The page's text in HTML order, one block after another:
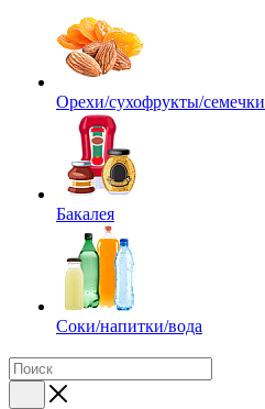
Орехи/сухофрукты/семечки
Бакалея
Соки/напитки/вода